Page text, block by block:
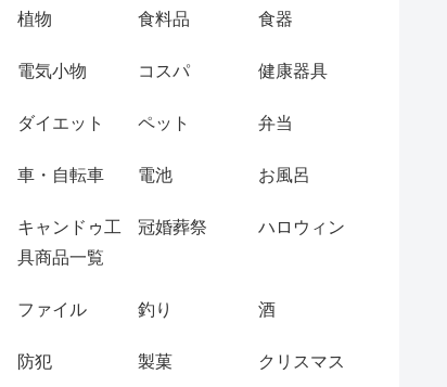
植物 食料品 食器
電気小物 コスパ 健康器具
ダイエット ペット 弁当
車・自転車 電池 お風呂
キャンドゥ工
具商品一覧
冠婚葬祭 ハロウィン
ファイル 釣り 酒
防犯 製菓 クリスマス